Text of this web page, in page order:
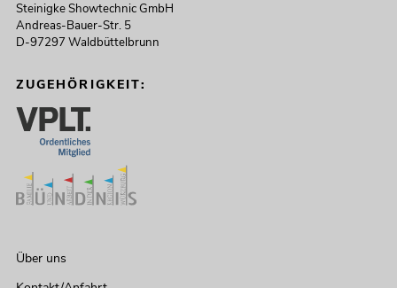
Steinigke Showtechnic GmbH
Andreas-Bauer-Str. 5
D-97297 Waldbüttelbrunn
ZUGEHÖRIGKEIT:
Über uns